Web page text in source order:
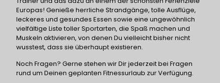
Europas! Genieße herrliche Strandgänge, tolle Ausflüge,
leckeres und gesundes Essen sowie eine ungewöhnlich
vielfältige Liste toller Sportarten, die Spaß machen und
Muskeln aktivieren, von denen Du vielleicht bisher nicht
wusstest, dass sie überhaupt existieren.
Noch Fragen? Gerne stehen wir Dir jederzeit bei Fragen
rund um Deinen geplanten Fitnessurlaub zur Verfügung.